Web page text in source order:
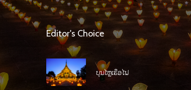
Editor's Choice
ບຸນໄຫຼເຮືອໄຟ